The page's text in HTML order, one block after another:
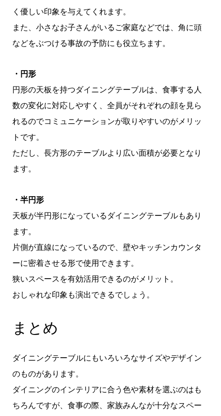
く優しい印象を与えてくれます。
また、小さなお子さんがいるご家庭などでは、角に頭
などをぶつける事故の予防にも役立ちます。
・円形
円形の天板を持つダイニングテーブルは、食事する人
数の変化に対応しやすく、全員がそれぞれの顔を見ら
れるのでコミュニケーションが取りやすいのがメリッ
トです。
ただし、長方形のテーブルより広い面積が必要となり
ます。
・半円形
天板が半円形になっているダイニングテーブルもあり
ます。
片側が直線になっているので、壁やキッチンカウンタ
ーに密着させる形で使用できます。
狭いスペースを有効活用できるのがメリット。
おしゃれな印象も演出できるでしょう。
まとめ
ダイニングテーブルにもいろいろなサイズやデザイン
のものがあります。
ダイニングのインテリアに合う色や素材を選ぶのはも
ちろんですが、食事の際、家族みんなが十分なスペー